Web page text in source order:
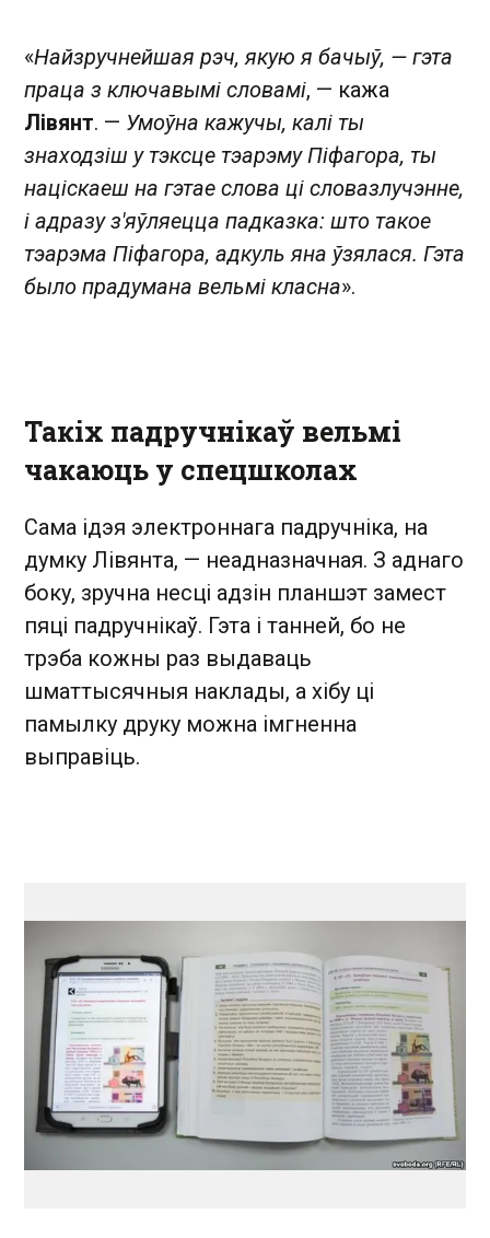
«Найзручнейшая рэч, якую я бачыў, — гэта
праца з ключавымі словамі, — кажа
Лівянт. — Умоўна кажучы, калі ты
знаходзіш у тэксце тэарэму Піфагора, ты
націскаеш на гэтае слова ці словазлучэнне,
і адразу з'яўляецца падказка: што такое
тэарэма Піфагора, адкуль яна ўзялася. Гэта
было прадумана вельмі класна».
Такіх падручнікаў вельмі
чакаюць у спецшколах
Сама ідэя электроннага падручніка, на
думку Лівянта, — неадназначная. З аднаго
боку, зручна несці адзін планшэт замест
пяці падручнікаў. Гэта і танней, бо не
трэба кожны раз выдаваць
шматтысячныя наклады, а хібу ці
памылку друку можна імгненна
выправіць.